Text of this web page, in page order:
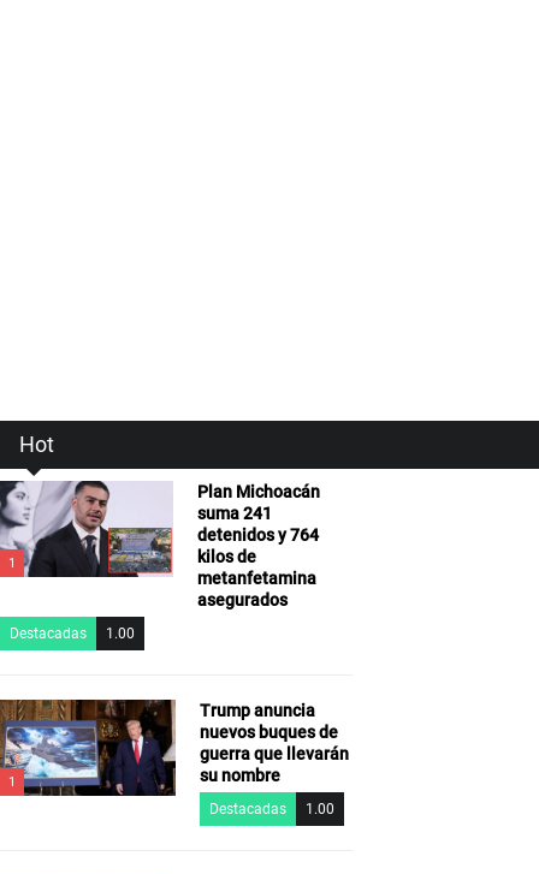
Hot
1
Plan Michoacán
suma 241
detenidos y 764
kilos de
metanfetamina
asegurados
Destacadas 1.00
1
Trump anuncia
nuevos buques de
guerra que llevarán
su nombre
Destacadas 1.00